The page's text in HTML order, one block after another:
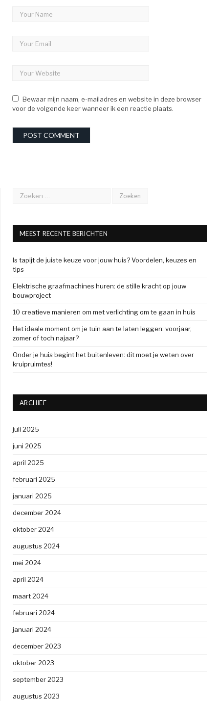
Bewaar mijn naam, e-mailadres en website in deze browser
voor de volgende keer wanneer ik een reactie plaats.
MEEST RECENTE BERICHTEN
Is tapijt de juiste keuze voor jouw huis? Voordelen, keuzes en
tips
Elektrische graafmachines huren: de stille kracht op jouw
bouwproject
10 creatieve manieren om met verlichting om te gaan in huis
Het ideale moment om je tuin aan te laten leggen: voorjaar,
zomer of toch najaar?
Onder je huis begint het buitenleven: dit moet je weten over
kruipruimtes!
ARCHIEF
juli 2025
juni 2025
april 2025
februari 2025
januari 2025
december 2024
oktober 2024
augustus 2024
mei 2024
april 2024
maart 2024
februari 2024
januari 2024
december 2023
oktober 2023
september 2023
augustus 2023